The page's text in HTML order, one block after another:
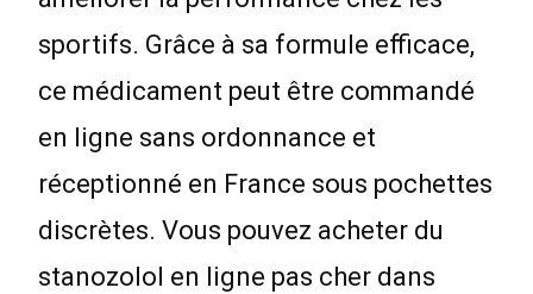
sportifs. Grâce à sa formule efficace,
ce médicament peut être commandé
en ligne sans ordonnance et
réceptionné en France sous pochettes
discrètes. Vous pouvez acheter du
stanozolol en ligne pas cher dans